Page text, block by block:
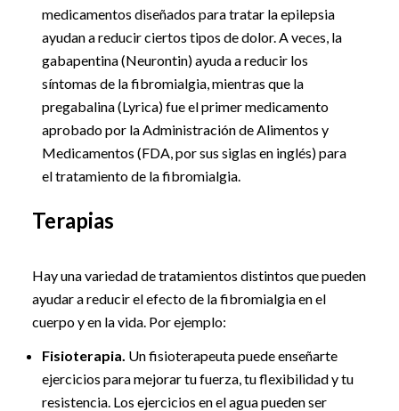
medicamentos diseñados para tratar la epilepsia
ayudan a reducir ciertos tipos de dolor. A veces, la
gabapentina (Neurontin) ayuda a reducir los
síntomas de la fibromialgia, mientras que la
pregabalina (Lyrica) fue el primer medicamento
aprobado por la Administración de Alimentos y
Medicamentos (FDA, por sus siglas en inglés) para
el tratamiento de la fibromialgia.
Terapias
Hay una variedad de tratamientos distintos que pueden
ayudar a reducir el efecto de la fibromialgia en el
cuerpo y en la vida. Por ejemplo:
Fisioterapia. Un fisioterapeuta puede enseñarte
ejercicios para mejorar tu fuerza, tu flexibilidad y tu
resistencia. Los ejercicios en el agua pueden ser